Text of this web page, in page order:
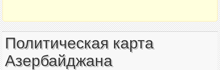
Политическая карта
Азербайджана